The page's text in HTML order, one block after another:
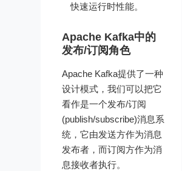
快速运行时性能。
Apache Kafka中的
发布/订阅角色
Apache Kafka提供了一种
设计模式，我们可以把它
看作是一个发布/订阅
(publish/subscribe)消息系
统，它由发送方作为消息
发布者，而订阅方作为消
息接收者执行。